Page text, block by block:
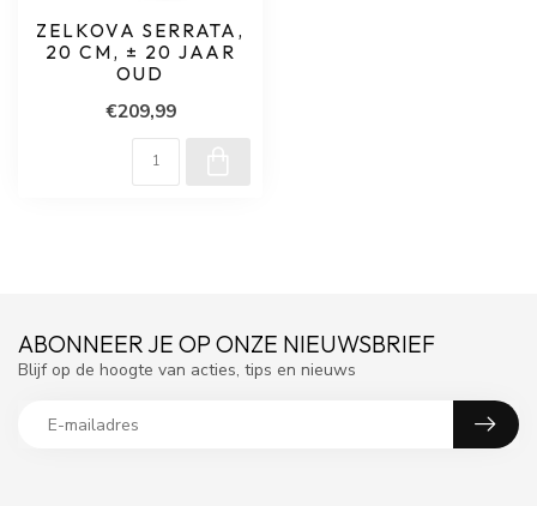
ZELKOVA SERRATA,
20 CM, ± 20 JAAR
OUD
€209,99
ABONNEER JE OP ONZE NIEUWSBRIEF
Blijf op de hoogte van acties, tips en nieuws